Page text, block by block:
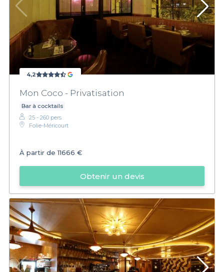
4,2
Mon Coco - Privatisation
Bar à cocktails
25 - 260 pers.
Folie-Méricourt
À partir de11666 €
Obtenir un devis